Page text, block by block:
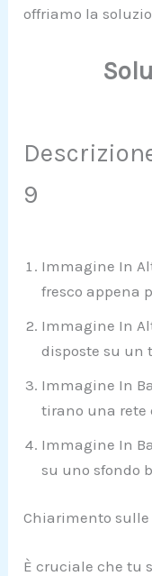
offriamo la
9
Immagine In
fresco appena
Immagine In
disposte su un
Immagine In
tirano una rete
Immagine In
su uno sfondo
Chiarimento
È cruciale che tu